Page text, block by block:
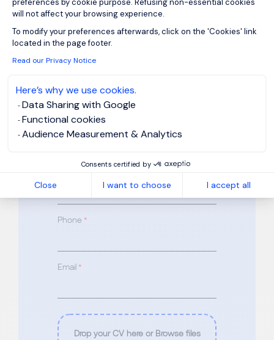
preferences by cookie purpose. Refusing non-essential cookies
will not affect your browsing experience.
To modify your preferences afterwards, click on the 'Cookies' link
located in the page footer.
Read our Privacy Notice
Here’s why we use cookies.
Data Sharing with Google
Functional cookies
Audience Measurement & Analytics
Consents certified by
Close I want to choose I accept all
Gestion Industriel
F/H
Reference: FR872704
Please complete all required fields
marked*
First Name*
Phone *
Email *
Drop your CV here or Browse files